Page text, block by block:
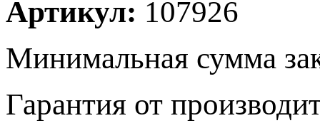
Артикул: 107926
Минимальная сумма
Гарантия от